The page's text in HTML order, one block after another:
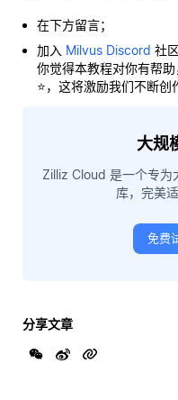
在下方留言；
加入 Milvus Discord 社
你觉得本教程对你有帮
⭐，这将激励我们不断创
大规
Zilliz Cloud 是一个专为
库，完美
免费
分享文章